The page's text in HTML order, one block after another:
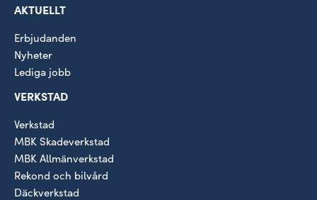
AKTUELLT
Erbjudanden
Nyheter
Lediga jobb
VERKSTAD
Verkstad
MBK Skadeverkstad
MBK Allmänverkstad
Rekond och bilvård
Däckverkstad